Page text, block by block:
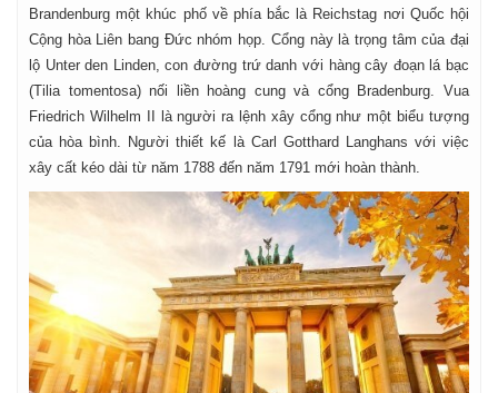
Brandenburg một khúc phố về phía bắc là Reichstag nơi Quốc hội
Cộng hòa Liên bang Đức nhóm họp. Cổng này là trọng tâm của đại
lộ Unter den Linden, con đường trứ danh với hàng cây đoạn lá bạc
(Tilia tomentosa) nối liền hoàng cung và cổng Bradenburg. Vua
Friedrich Wilhelm II là người ra lệnh xây cổng như một biểu tượng
của hòa bình. Người thiết kế là Carl Gotthard Langhans với việc
xây cất kéo dài từ năm 1788 đến năm 1791 mới hoàn thành.